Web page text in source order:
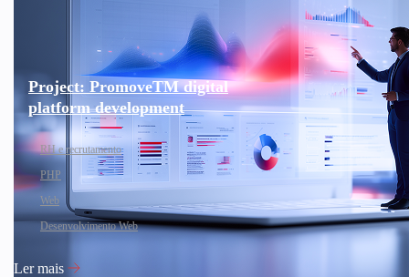
Project: PromoveTM digital
platform development
RH e recrutamento
PHP
Web
Desenvolvimento Web
Ler mais